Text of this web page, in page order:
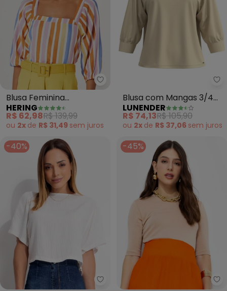
Hering - Blusa Feminina
Blusa Feminina
(Estampado)
HERING
R$ 62,98R$ 139,99
ou 2x de R$ 31,49 sem juros
Blusa com Mangas 3/4
em Malha Responsável
(Bege)
LUNENDER
R$ 74,13R$ 105,90
ou 2x de R$ 37,06 sem juros
-40%
Quintess - Blusa (Listrado Off
-45%